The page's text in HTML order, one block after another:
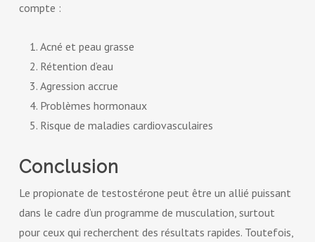
compte :
Acné et peau grasse
Rétention d’eau
Agression accrue
Problèmes hormonaux
Risque de maladies cardiovasculaires
Conclusion
Le propionate de testostérone peut être un allié puissant
dans le cadre d’un programme de musculation, surtout
pour ceux qui recherchent des résultats rapides. Toutefois,